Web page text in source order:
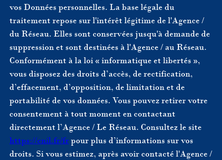
vos Données personnelles. La base légale du
traitement repose sur l'intérêt légitime de l'Agence /
du Réseau. Elles sont conservées jusqu'à demande de
suppression et sont destinées à l'Agence / au Réseau.
Conformément à la loi « informatique et libertés »,
vous disposez des droits d’accès, de rectification,
d’effacement, d’opposition, de limitation et de
portabilité de vos données. Vous pouvez retirer votre
consentement à tout moment en contactant
directement l’Agence / Le Réseau. Consultez le site
https://cnil.fr/frpour plus d’informations sur vos
droits. Si vous estimez, après avoir contacté l'Agence /